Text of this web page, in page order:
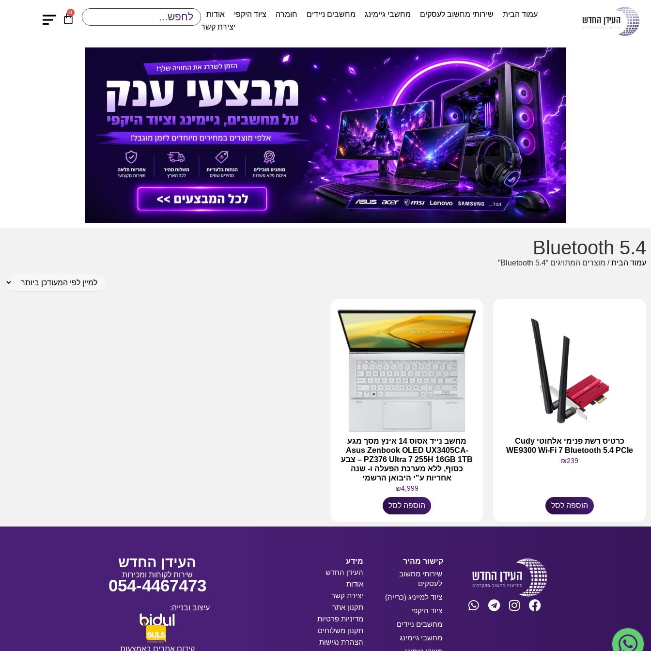
עמוד הבית שירותי מחשוב לעסקים מחשבי גיימינג מחשבים ניידים חומרה ציוד היקפי
אודות
יצירת קשר
0
Bluetooth 5.4
עמוד הבית/ מוצרים המתויגים “Bluetooth 5.4”
כרטיס רשת פנימי אלחוטי Cudy
WE9300 Wi-Fi 7 Bluetooth 5.4 PCIe
₪239
הוספה לסל
מחשב נייד אסוס 14 אינץ מסך מגע
Asus Zenbook OLED UX3405CA-
PZ376 Ultra 7 255H 16GB 1TB – צבע
כסוף, ללא מערכת הפעלה ו- שנה
אחריות ע"י היבואן הרשמי
₪4,999
הוספה לסל
קישור מהיר
שירותי מחשוב
לעסקים
ציוד למייניג (כרייה)
ציוד היקפי
מחשבים ניידים
מחשבי גיימינג
מידע
העידן החדש
אודות
יצירת קשר
תקנון אתר
מדיניות פרטיות
תקנון משלוחים
הצהרת נגישות
העידן החדש
שירות לקוחות ומכירות
054-4467473
עיצוב ובנייה:
קידום אתרים באמצעות